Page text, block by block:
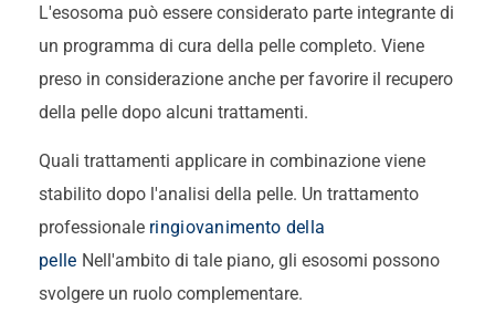
L'esosoma può essere considerato parte integrante di
un programma di cura della pelle completo. Viene
preso in considerazione anche per favorire il recupero
della pelle dopo alcuni trattamenti.
Quali trattamenti applicare in combinazione viene
stabilito dopo l'analisi della pelle. Un trattamento
professionale ringiovanimento della
pelle Nell'ambito di tale piano, gli esosomi possono
svolgere un ruolo complementare.